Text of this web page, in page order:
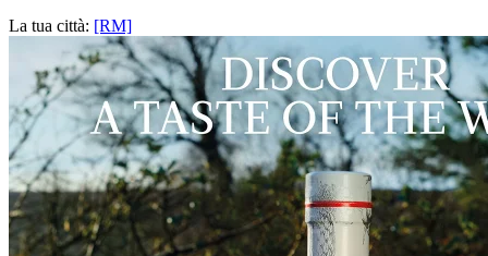
La tua città: [RM]